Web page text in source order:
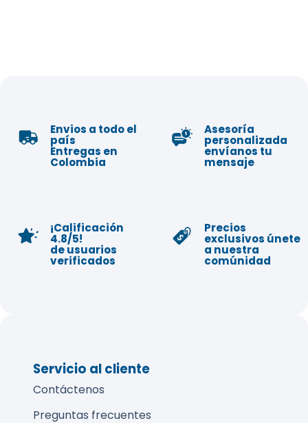
Envios a todo el
país
Entregas en
Colombia
Asesoría
personalizada
envíanos tu
mensaje
¡Calificación
4.8/5!
de usuarios
verificados
Precios
exclusivos únete
a nuestra
comúnidad
Servicio al cliente
Contáctenos
Preguntas frecuentes